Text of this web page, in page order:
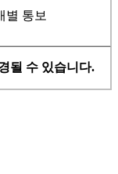
별 통보
될 수 있습니다.